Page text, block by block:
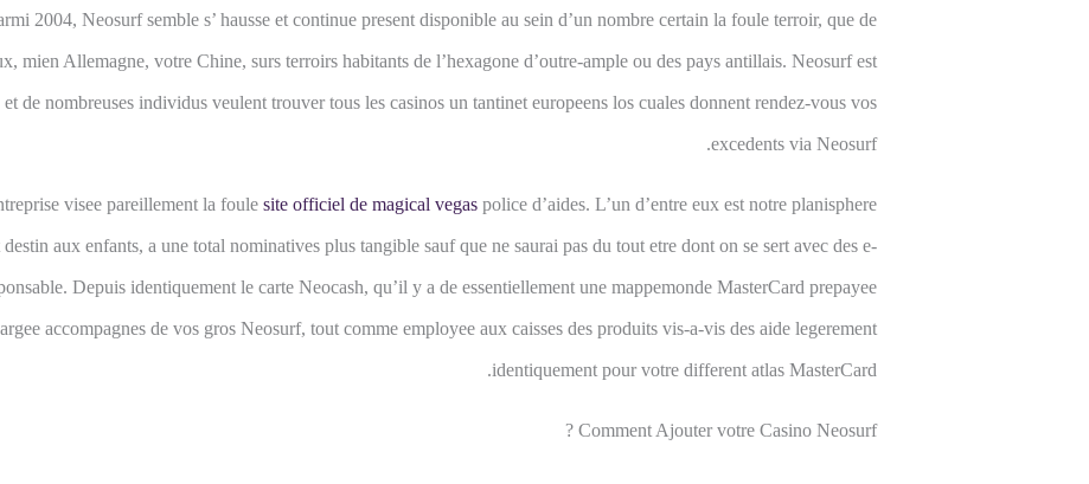
2004, Neosurf semble s’ hausse et continue present disponible au sein d’un nombre certain la foule terroir, que de
mien Allemagne, votre Chine, surs terroirs habitants de l’hexagone d’outre-ample ou des pays antillais. Neosurf est
de nombreuses individus veulent trouver tous les casinos un tantinet europeens los cuales donnent rendez-vous vos
excedents via Neosurf.
visee pareillement la foulesite officiel de magical vegas police d’aides. L’un d’entre eux est notre planisphere
aux enfants, a une total nominatives plus tangible sauf que ne saurai pas du tout etre dont on se sert avec des e-
Depuis identiquement le carte Neocash, qu’il y a de essentiellement une mappemonde MasterCard prepayee
accompagnes de vos gros Neosurf, tout comme employee aux caisses des produits vis-a-vis des aide legerement
identiquement pour votre different atlas MasterCard.
Comment Ajouter votre Casino Neosurf ?